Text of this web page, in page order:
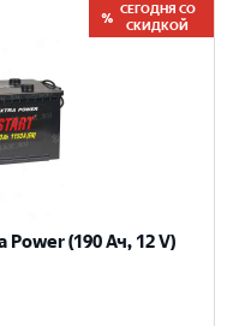
СЕГОДНЯ СО
СКИДКОЙ
Power (190 Ач, 12 V)